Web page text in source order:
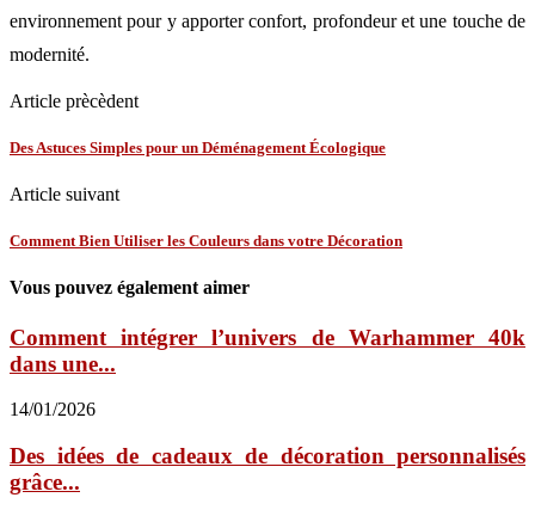
environnement pour y apporter confort, profondeur et une touche de
modernité.
Article prècèdent
Des Astuces Simples pour un Déménagement Écologique
Article suivant
Comment Bien Utiliser les Couleurs dans votre Décoration
Vous pouvez également aimer
Comment intégrer l’univers de Warhammer 40k
dans une...
14/01/2026
Des idées de cadeaux de décoration personnalisés
grâce...